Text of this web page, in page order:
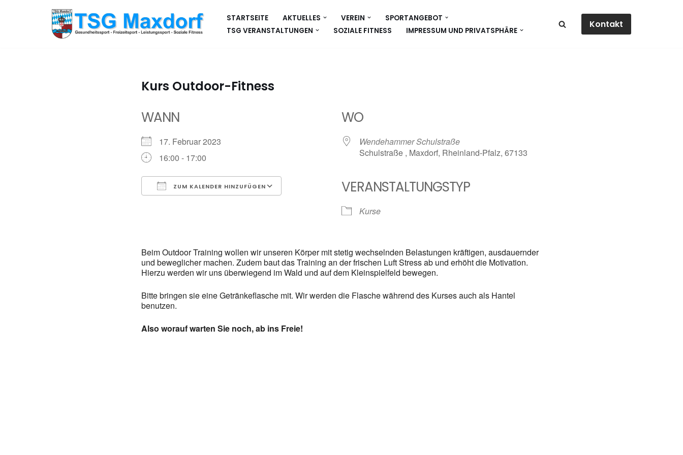
STARTSEITE AKTUELLES VEREIN
SPORTANGEBOT
TSG VERANSTALTUNGEN
SOZIALE FITNESS IMPRESSUM UND PRIVATSPHÄRE
Kontakt
Kurs Outdoor-Fitness
WANN
17. Februar 2023
16:00 - 17:00
ZUM KALENDER HINZUFÜGEN
Google Kalender
WO
Wendehammer Schulstraße
Schulstraße , Maxdorf, Rheinland-Pfalz, 67133
VERANSTALTUNGSTYP
Kurse
Beim Outdoor Training wollen wir unseren Körper mit stetig wechselnden Belastungen kräftigen, ausdauernder
und beweglicher machen. Zudem baut das Training an der frischen Luft Stress ab und erhöht die Motivation.
Hierzu werden wir uns überwiegend im Wald und auf dem Kleinspielfeld bewegen.
Bitte bringen sie eine Getränkeflasche mit. Wir werden die Flasche während des Kurses auch als Hantel
benutzen.
Also worauf warten Sie noch, ab ins Freie!